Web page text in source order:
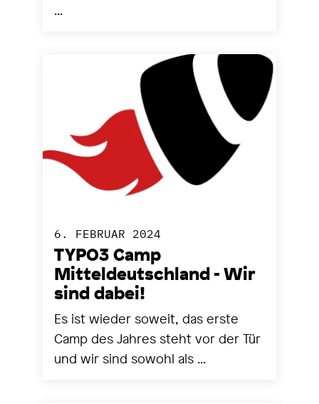
...
6. FEBRUAR 2024
TYPO3 Camp
Mitteldeutschland - Wir
sind dabei!
Es ist wieder soweit, das erste
Camp des Jahres steht vor der Tür
und wir sind sowohl als ...